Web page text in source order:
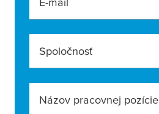
Spoločnosť
Názov pracovnej pozície